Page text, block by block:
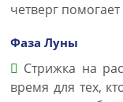
четверг помогает
Фаза Луны
Стрижка на
время для тех,